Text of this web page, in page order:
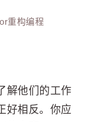
重构编程
解他们的工作
好相反。你应